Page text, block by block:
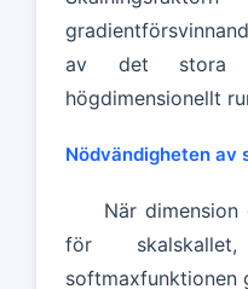
av det stora
högdimensionellt
Nödvändigheten av
När
för
softmaxfunktionen